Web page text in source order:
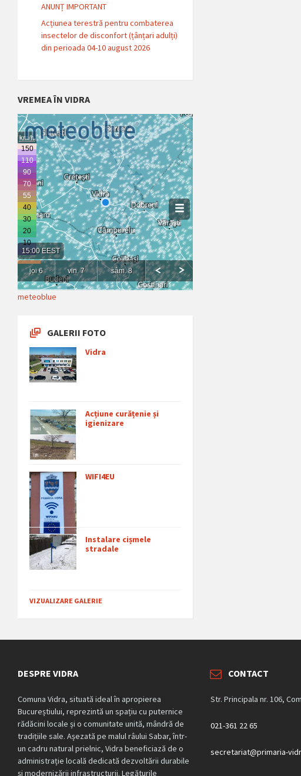
ANUNȚ IMPORTANT
Acțiunea terestră pentru combaterea
insectelor de disconfort (țânțari adulți)
din perioada 04-10 august 2026
VREMEA ÎN VIDRA
meteoblue
GALERII FOTO
Vidra
Acțiune curățenie și
igienizare
WIFI4EU
Instalare cișmele
stradale
VIZUALIZARE GALERIE
DESPRE VIDRA
Comuna Vidra, situată ideal în apropierea
Bucureștiului, reprezintă un spațiu cu puternice
rădăcini locale și o comunitate unită, mândră de
tradițiile sale. Așezată pe malul râului Sabar, într-
un cadru natural prielnic, Vidra beneficiază de o
administrație locală dedicată dezvoltării durabile
și modernizării infrastructurii. Legăturile
CONTACT
Str. Principala nr. 106,
021-361 22 65
secretariat@primaria-